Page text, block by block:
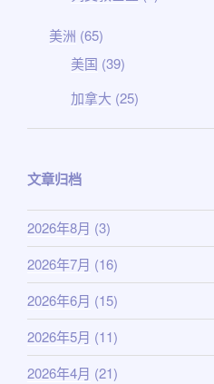
美洲 (65)
美国 (39)
加拿大 (25)
文章归档
2026年8月 (3)
2026年7月 (16)
2026年6月 (15)
2026年5月 (11)
2026年4月 (21)